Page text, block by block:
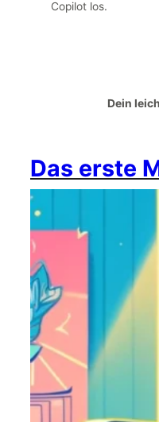
Copilot los.
Dein
Das erste